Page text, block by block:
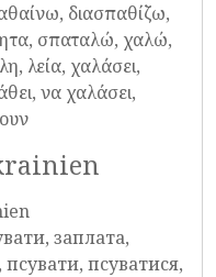
διασπαθίζω,
σπαταλώ, χαλώ,
λεία, χαλάσει,
να χαλάσει,
заплата,
псувати, псуватися,